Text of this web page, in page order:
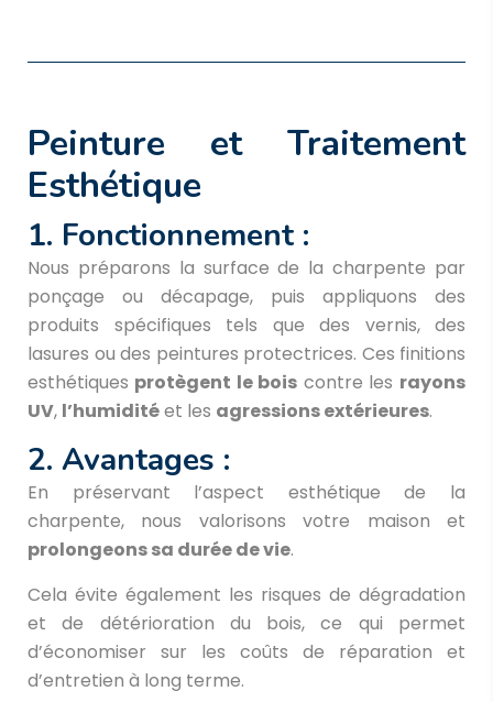
Peinture et Traitement
Esthétique
1. Fonctionnement :
Nous préparons la surface de la charpente par
ponçage ou décapage, puis appliquons des
produits spécifiques tels que des vernis, des
lasures ou des peintures protectrices. Ces finitions
esthétiques protègent le bois contre les rayons
UV, l’humiditéet les agressions extérieures.
2. Avantages :
En préservant l’aspect esthétique de la
charpente, nous valorisons votre maison et
prolongeons sa durée de vie.
Cela évite également les risques de dégradation
et de détérioration du bois, ce qui permet
d’économiser sur les coûts de réparation et
d’entretien à long terme.